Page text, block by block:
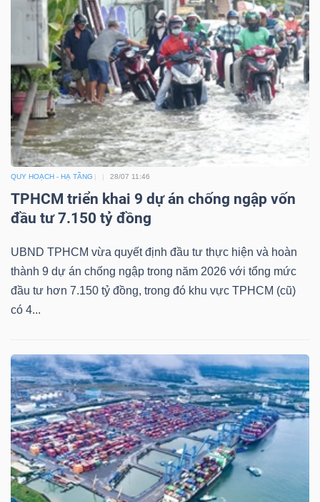
QUY HOẠCH - HẠ TẦNG 28/07 11:46
TPHCM triển khai 9 dự án chống ngập vốn
đầu tư 7.150 tỷ đồng
UBND TPHCM vừa quyết định đầu tư thực hiện và hoàn
thành 9 dự án chống ngập trong năm 2026 với tổng mức
đầu tư hơn 7.150 tỷ đồng, trong đó khu vực TPHCM (cũ)
có 4...